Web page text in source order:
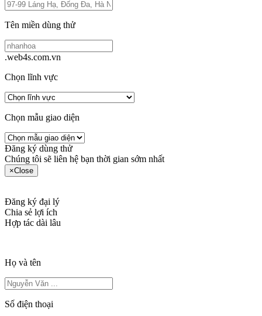
Tên miền dùng thử
.web4s.com.vn
Chọn lĩnh vực
Chọn mẫu giao diện
Đăng ký dùng thử
Chúng tôi sẽ liên hệ bạn thời gian sớm nhất
×Close
Đăng ký đại lý
Chia sẻ lợi ích
Hợp tác dài lâu
Họ và tên
Số điện thoại